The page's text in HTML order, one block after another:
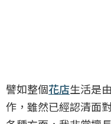
譬如整個花店生活是
作，雖然已經認清面